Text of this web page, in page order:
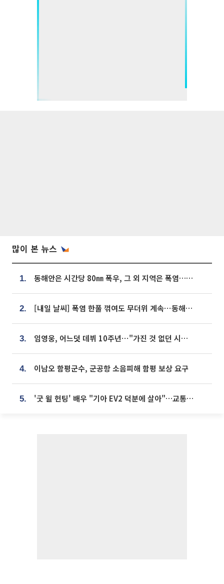
많이 본 뉴스
1. 동해안은 시간당 80㎜ 폭우, 그 외 지역은 폭염…‘극과 극 날씨’
2. [내일 날씨] 폭염 한풀 꺾여도 무더위 계속⋯동해안 이틀 연속 비
3. 임영웅, 어느덧 데뷔 10주년⋯"가진 것 없던 시절, 내 앞엔 20명의 팬뿐"
4. 이남오 함평군수, 군공항 소음피해 함평 보상 요구
5. '굿 윌 헌팅' 배우 "기아 EV2 덕분에 살아"…교통사고 후 안전성 극찬